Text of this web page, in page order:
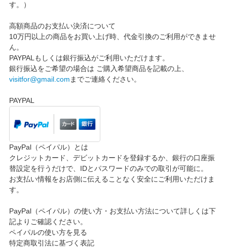
す。）
高額商品のお支払い決済について
10万円以上の商品をお買い上げ時、代金引換のご利用ができませ
ん。
PAYPALもしくは銀行振込がご利用いただけます。
銀行振込をご希望の場合は ご購入希望商品を記載の上、
visitfor@gmail.com までご連絡ください。
PAYPAL
PayPal（ペイパル）とは
クレジットカード、デビットカードを登録するか、銀行の口座振
替設定を行うだけで、IDとパスワードのみでの取引が可能に。
お支払い情報をお店側に伝えることなく安全にご利用いただけま
す。
PayPal（ペイパル）の使い方・お支払い方法について詳しくは下
記よりご確認ください。
ペイパルの使い方を見る
特定商取引法に基づく表記